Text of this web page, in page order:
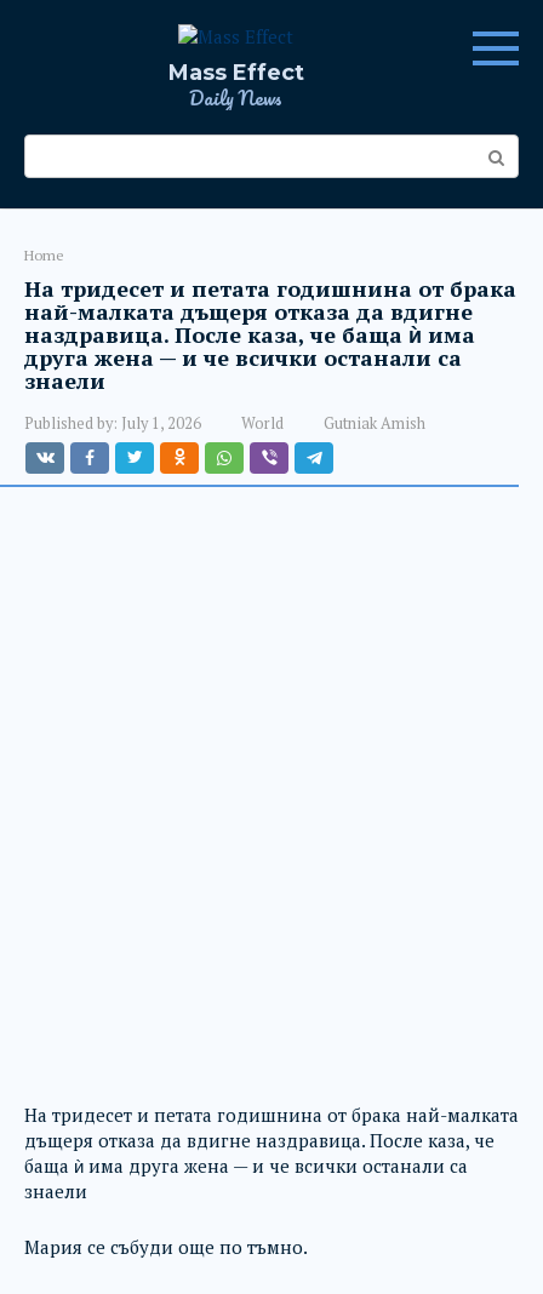
Mass Effect
Daily News
Search:
Home
На тридесет и петата годишнина от брака
най-малката дъщеря отказа да вдигне
наздравица. После каза, че баща ѝ има
друга жена — и че всички останали са
знаели
Published by: July 1, 2026 World Gutniak Amish
На тридесет и петата годишнина от брака най-малката
дъщеря отказа да вдигне наздравица. После каза, че
баща ѝ има друга жена — и че всички останали са
знаели
Мария се събуди още по тъмно.